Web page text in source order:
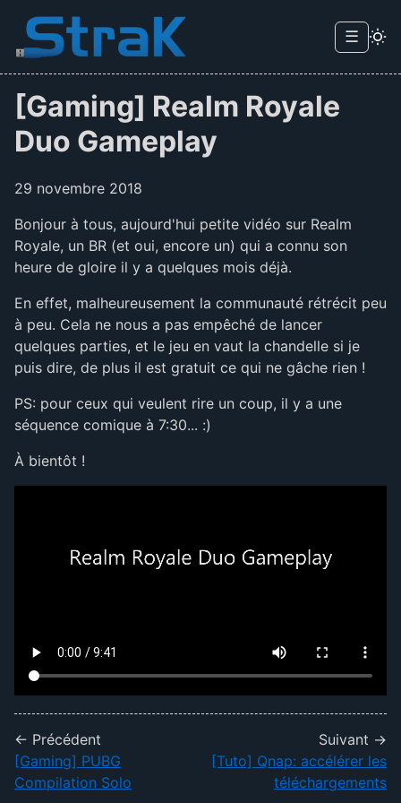
Skip to main content
☰
[Gaming] Realm Royale
Duo Gameplay
29 novembre 2018
Bonjour à tous, aujourd'hui petite vidéo sur Realm
Royale, un BR (et oui, encore un) qui a connu son
heure de gloire il y a quelques mois déjà.
En effet, malheureusement la communauté rétrécit peu
à peu. Cela ne nous a pas empêché de lancer
quelques parties, et le jeu en vaut la chandelle si je
puis dire, de plus il est gratuit ce qui ne gâche rien !
PS: pour ceux qui veulent rire un coup, il y a une
séquence comique à 7:30... :)
À bientôt !
← Précédent
[Gaming] PUBG
Compilation Solo
Suivant →
[Tuto] Qnap: accélérer les
téléchargements